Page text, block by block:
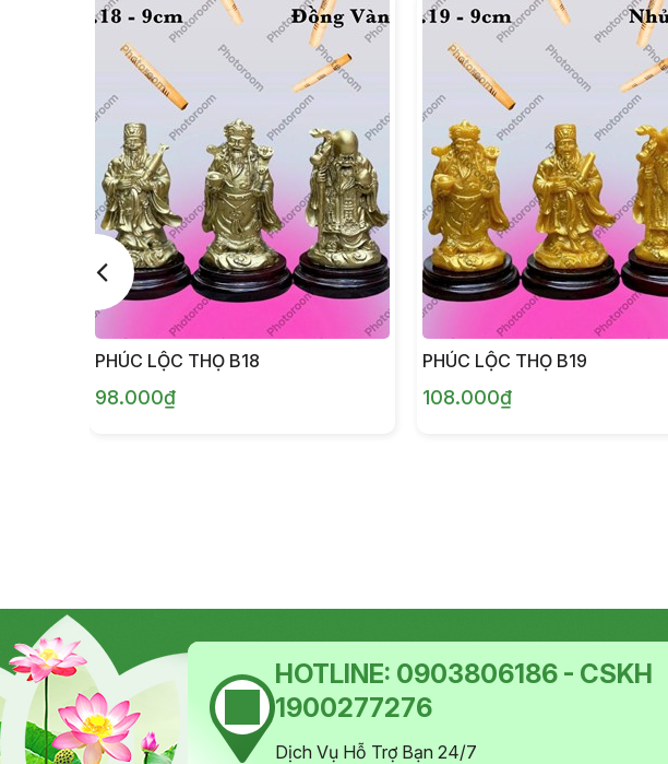
PHÚC LỘC THỌ B18
98.000₫
PHÚC LỘC THỌ B19
108.000₫
HOTLINE: 0903806186 - CSKH
1900277276
Dịch Vụ Hỗ Trợ Bạn 24/7